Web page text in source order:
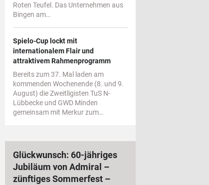
Roten Teufel. Das Unternehmen aus
Bingen am…
Spielo-Cup lockt mit
internationalem Flair und
attraktivem Rahmenprogramm
Bereits zum 37. Mal laden am
kommenden Wochenende (8. und 9.
August) die Zweitligisten TuS N-
Lübbecke und GWD Minden
gemeinsam mit Merkur zum…
Glückwunsch: 60-jähriges
Jubiläum von Admiral –
zünftiges Sommerfest –